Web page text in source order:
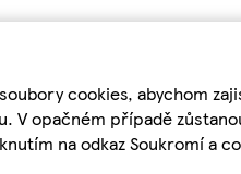
cookies, abychom
V opačném případě
na odkaz Soukromí a